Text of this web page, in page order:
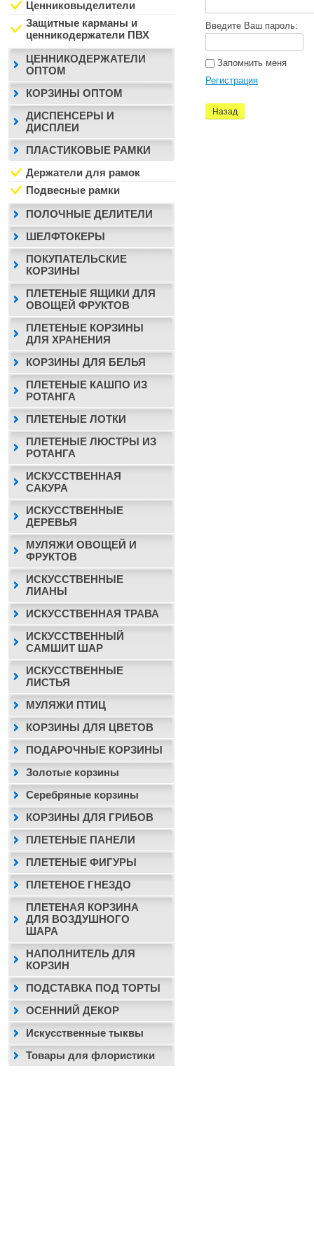
Введите Ваш пароль:
Запомнить меня
Регистрация
Назад
Ценниковыделители
Защитные карманы и
ценникодержатели ПВХ
ЦЕННИКОДЕРЖАТЕЛИ
ОПТОМ
КОРЗИНЫ ОПТОМ
ДИСПЕНСЕРЫ И
ДИСПЛЕИ
ПЛАСТИКОВЫЕ РАМКИ
Держатели для рамок
Подвесные рамки
ПОЛОЧНЫЕ ДЕЛИТЕЛИ
ШЕЛФТОКЕРЫ
ПОКУПАТЕЛЬСКИЕ
КОРЗИНЫ
ПЛЕТЕНЫЕ ЯЩИКИ ДЛЯ
ОВОЩЕЙ ФРУКТОВ
ПЛЕТЕНЫЕ КОРЗИНЫ
ДЛЯ ХРАНЕНИЯ
КОРЗИНЫ ДЛЯ БЕЛЬЯ
ПЛЕТЕНЫЕ КАШПО ИЗ
РОТАНГА
ПЛЕТЕНЫЕ ЛОТКИ
ПЛЕТЕНЫЕ ЛЮСТРЫ ИЗ
РОТАНГА
ИСКУССТВЕННАЯ
САКУРА
ИСКУССТВЕННЫЕ
ДЕРЕВЬЯ
МУЛЯЖИ ОВОЩЕЙ И
ФРУКТОВ
ИСКУССТВЕННЫЕ
ЛИАНЫ
ИСКУССТВЕННАЯ ТРАВА
ИСКУССТВЕННЫЙ
САМШИТ ШАР
ИСКУССТВЕННЫЕ
ЛИСТЬЯ
МУЛЯЖИ ПТИЦ
КОРЗИНЫ ДЛЯ ЦВЕТОВ
ПОДАРОЧНЫЕ КОРЗИНЫ
Золотые корзины
Серебряные корзины
КОРЗИНЫ ДЛЯ ГРИБОВ
ПЛЕТЕНЫЕ ПАНЕЛИ
ПЛЕТЕНЫЕ ФИГУРЫ
ПЛЕТЕНОЕ ГНЕЗДО
ПЛЕТЕНАЯ КОРЗИНА
ДЛЯ ВОЗДУШНОГО
ШАРА
НАПОЛНИТЕЛЬ ДЛЯ
КОРЗИН
ПОДСТАВКА ПОД ТОРТЫ
ОСЕННИЙ ДЕКОР
Искусственные тыквы
Товары для флористики